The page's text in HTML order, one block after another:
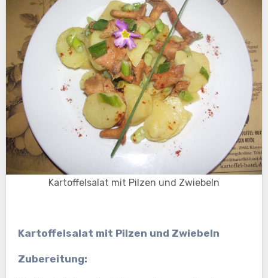
Kartoffelsalat mit Pilzen und Zwiebeln
Kartoffelsalat mit Pilzen und Zwiebeln
Zubereitung: